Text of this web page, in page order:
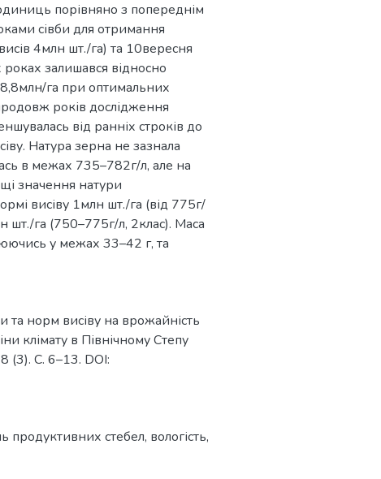
порівняно з попереднім
сівби для отримання
4млн шт./га) та 10вересня
залишався відносно
га при оптимальних
років дослідження
від ранніх строків до
Натура зерна не зазнала
в межах 735–782г/л, але на
значення натури
висіву 1млн шт./га (від 775г/
шт./га (750–775г/л, 2клас). Маса
у межах 33–42 г, та
та норм висіву на врожайність
клімату в Північному Степу
(3). С. 6–13. DOI:
продуктивних стебел, вологість,